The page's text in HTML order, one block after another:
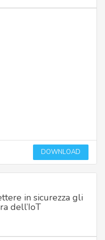
DOWNLOAD
in sicurezza gli
dell’IoT